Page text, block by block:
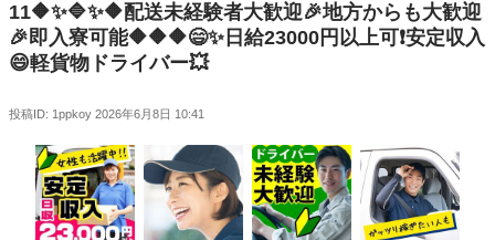
11🔶✨🔷✨🔶配送未経験者大歓迎🎉地方からも大歓迎
🎉即入寮可能🔶🔶🔶😄✨日給23000円以上可❗️安定収入
😄軽貨物ドライバー💥
投稿ID: 1ppkoy 2026年6月8日 10:41